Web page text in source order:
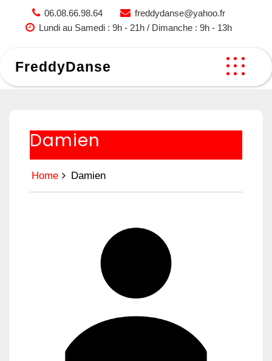
06.08.66.98.64
freddydanse@yahoo.fr
Lundi au Samedi : 9h - 21h / Dimanche : 9h - 13h
FreddyDanse
Damien
Home Damien